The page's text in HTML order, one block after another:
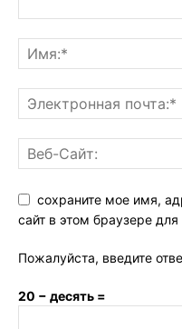
сохраните мое имя,
сайт в этом браузере
Пожалуйста, введите
20 − десять =